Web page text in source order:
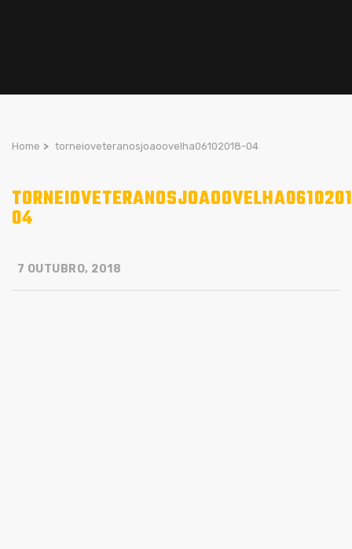
Home > torneioveteranosjoaoovelha06102018-04
04
7 OUTUBRO, 2018